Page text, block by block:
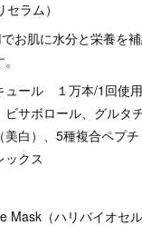
ラム）
お肌に水分と栄養を
ュール １万本/1回使
サボロール、グルタ
白）、5種複合ペプ
ックス
Mask（ハリバイオセ